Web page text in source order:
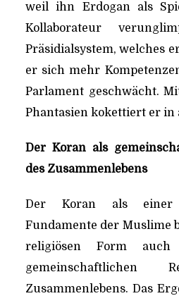
weil ihn Erdogan als
Kollaborateur
Präsidialsystem, welches
er sich mehr
Parlament geschwächt.
Phantasien kokettiert er
Der Koran als
des Zusammenlebens
Der Koran als einer
Fundamente der Muslime
religiösen Form
gemeinschaftlichen
Zusammenlebens. Das